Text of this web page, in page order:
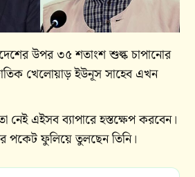
উপর ৩৫ শতাংশ শুল্ক চাপানোর
খেলোয়াড় ইউনূস সাহেব এখন
নেই এইসব ব্যাপারে হস্তক্ষেপ করবেন।
পকেট ফুলিয়ে তুলছেন তিনি।